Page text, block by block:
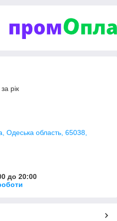
рік
Одеська область, 65038,
до 20:00